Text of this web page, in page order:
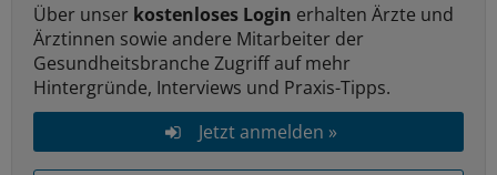
Über unser kostenloses Login erhalten Ärzte und
Ärztinnen sowie andere Mitarbeiter der
Gesundheitsbranche Zugriff auf mehr
Hintergründe, Interviews und Praxis-Tipps.
Jetzt anmelden »